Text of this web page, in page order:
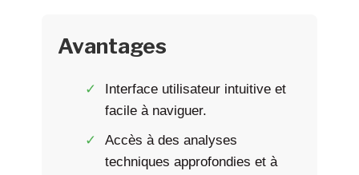
Avantages
Interface utilisateur intuitive et
facile à naviguer.
Accès à des analyses
techniques approfondies et à